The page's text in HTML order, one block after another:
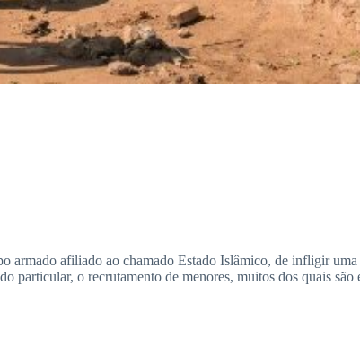
afiliado ao chamado Estado Islâmico, de infligir
particular, o recrutamento de menores, muitos dos quais